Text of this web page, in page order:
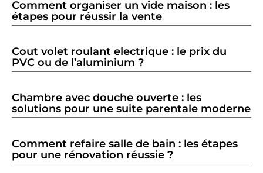
Comment organiser un vide maison : les
étapes pour réussir la vente
Cout volet roulant electrique : le prix du
PVC ou de l’aluminium ?
Chambre avec douche ouverte : les
solutions pour une suite parentale moderne
Comment refaire salle de bain : les étapes
pour une rénovation réussie ?